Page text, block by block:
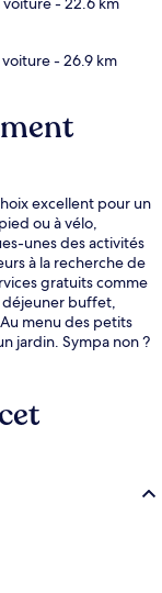
- 26.9 km
excellent pour un
ou à vélo,
unes des activités
à la recherche de
gratuits comme
déjeuner buffet,
menu des petits
jardin. Sympa non ?